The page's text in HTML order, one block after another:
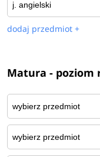
dodaj przedmiot +
Matura - poziom